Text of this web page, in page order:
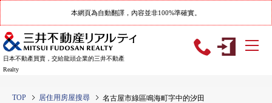
本網頁為自動翻譯，內容並非100%準確實。
日本不動產買賣，交給龍頭企業的三井不動產
Realty
TOP 居住用房屋搜尋 名古屋市綠區鳴海町字中的汐田